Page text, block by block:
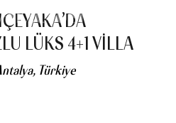
LÜKS 4+1 VİLLA
Türkiye